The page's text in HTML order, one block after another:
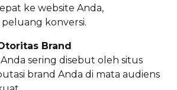
ke website Anda,
konversi.
Brand
sering disebut oleh situs
brand Anda di mata audiens